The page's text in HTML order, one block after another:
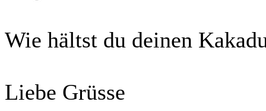
Wie hältst du deinen
Liebe Grüsse